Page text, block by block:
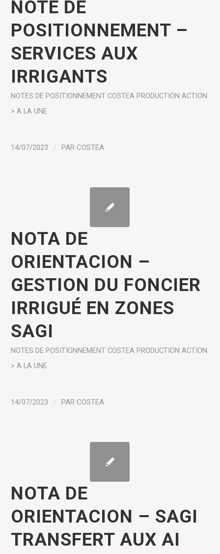
NOTE DE
POSITIONNEMENT –
SERVICES AUX
IRRIGANTS
NOTES DE POSITIONNEMENT COSTEA PRODUCTION ACTION
> A LA UNE
14/07/2023 / PARCOSTEA
NOTA DE
ORIENTACION –
GESTION DU FONCIER
IRRIGUÉ EN ZONES
SAGI
NOTES DE POSITIONNEMENT COSTEA PRODUCTION ACTION
> A LA UNE
14/07/2023 / PARCOSTEA
NOTA DE
ORIENTACION – SAGI
TRANSFERT AUX AI